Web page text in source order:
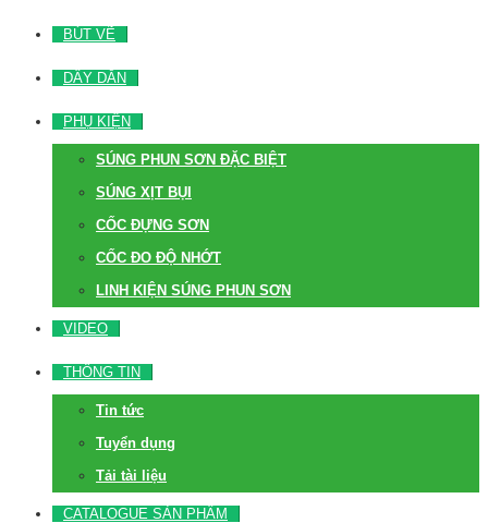
BÚT VẼ
DÂY DẪN
PHỤ KIỆN
SÚNG PHUN SƠN ĐẶC BIỆT
SÚNG XỊT BỤI
CỐC ĐỰNG SƠN
CỐC ĐO ĐỘ NHỚT
LINH KIỆN SÚNG PHUN SƠN
VIDEO
THÔNG TIN
Tin tức
Tuyển dụng
Tải tài liệu
CATALOGUE SẢN PHẨM